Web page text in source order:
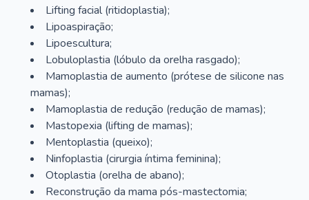
Lifting facial (ritidoplastia);
Lipoaspiração;
Lipoescultura;
Lobuloplastia (lóbulo da orelha rasgado);
Mamoplastia de aumento (prótese de silicone nas
mamas);
Mamoplastia de redução (redução de mamas);
Mastopexia (lifting de mamas);
Mentoplastia (queixo);
Ninfoplastia (cirurgia íntima feminina);
Otoplastia (orelha de abano);
Reconstrução da mama pós-mastectomia;